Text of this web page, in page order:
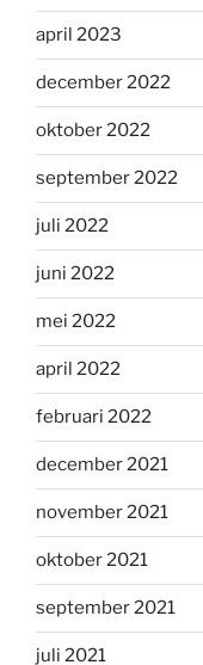
april 2023
december 2022
oktober 2022
september 2022
juli 2022
juni 2022
mei 2022
april 2022
februari 2022
december 2021
november 2021
oktober 2021
september 2021
juli 2021